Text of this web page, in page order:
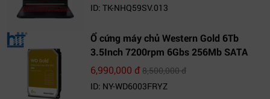
ID: TK-NHQ59SV.013
Ổ cứng máy chủ Western Gold 6Tb
3.5Inch 7200rpm 6Gbs 256Mb SATA
(WD6003FRYZ)
6,990,000 đ8,500,000 đ
ID: NY-WD6003FRYZ